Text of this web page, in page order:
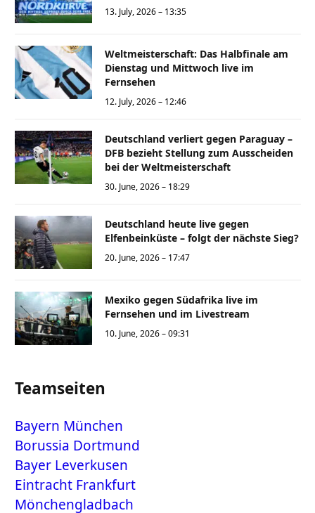
13. July, 2026 – 13:35
Weltmeisterschaft: Das Halbfinale am
Dienstag und Mittwoch live im
Fernsehen
12. July, 2026 – 12:46
Deutschland verliert gegen Paraguay –
DFB bezieht Stellung zum Ausscheiden
bei der Weltmeisterschaft
30. June, 2026 – 18:29
Deutschland heute live gegen
Elfenbeinküste – folgt der nächste Sieg?
20. June, 2026 – 17:47
Mexiko gegen Südafrika live im
Fernsehen und im Livestream
10. June, 2026 – 09:31
Teamseiten
Bayern München
Borussia Dortmund
Bayer Leverkusen
Eintracht Frankfurt
Mönchengladbach